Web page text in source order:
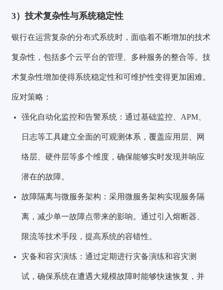
3）技术复杂性与系统稳定性
银行在运营复杂的分布式系统时，面临着不断增加的技术
复杂性，包括多个云平台的管理、多种服务的整合等。技
术复杂性增加使得系统稳定性和可维护性变得更加困难。
应对策略：
强化自动化监控和告警系统：通过基础监控、APM、
日志等工具建立全面的可观测体系，覆盖应用层、网
络层、硬件层等多个维度，确保能够实时发现并响应
潜在的故障。
故障隔离与微服务架构：采用微服务架构实现服务隔
离，减少单一故障点带来的影响。通过引入熔断器、
限流等技术手段，提高系统的容错性。
灾备和容灾演练：通过定期进行灾备演练和容灾测
试，确保系统在遭遇大规模故障时能够快速恢复，并